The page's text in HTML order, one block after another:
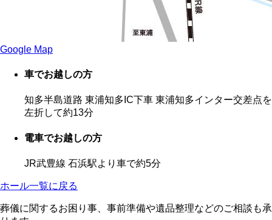
Google Map
車でお越しの方
知多半島道路 東浦知多IC下車 東浦知多インター交差点を
左折して約13分
電車でお越しの方
JR武豊線 石浜駅より車で約5分
ホール一覧に戻る
葬儀に関するお困り事、事前準備や遺品整理などのご相談も承